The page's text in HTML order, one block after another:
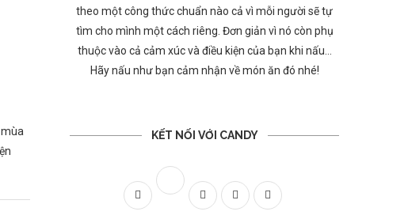
theo một công thức chuẩn nào cả vì mỗi người sẽ tự
tìm cho mình một cách riêng. Đơn giản vì nó còn phụ
thuộc vào cả cảm xúc và điều kiện của bạn khi nấu…
Hãy nấu như bạn cảm nhận về món ăn đó nhé!
KẾT NỐI VỚI CANDY